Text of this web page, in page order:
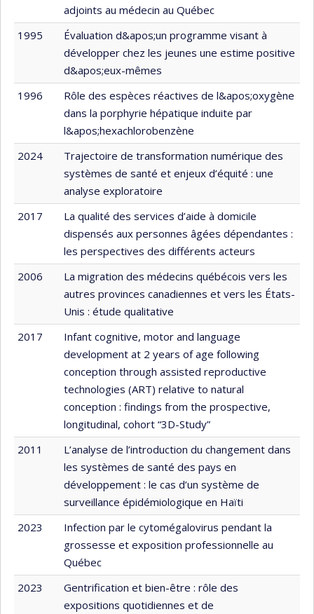
adjoints au médecin au Québec
1995
Évaluation d&apos;un programme visant à
développer chez les jeunes une estime positive
d&apos;eux-mêmes
1996
Rôle des espèces réactives de l&apos;oxygène
dans la porphyrie hépatique induite par
l&apos;hexachlorobenzène
2024
Trajectoire de transformation numérique des
systèmes de santé et enjeux d’équité : une
analyse exploratoire
2017
La qualité des services d’aide à domicile
dispensés aux personnes âgées dépendantes :
les perspectives des différents acteurs
2006
La migration des médecins québécois vers les
autres provinces canadiennes et vers les États-
Unis : étude qualitative
2017
Infant cognitive, motor and language
development at 2 years of age following
conception through assisted reproductive
technologies (ART) relative to natural
conception : findings from the prospective,
longitudinal, cohort “3D-Study”
2011
L’analyse de l’introduction du changement dans
les systèmes de santé des pays en
développement : le cas d’un système de
surveillance épidémiologique en Haïti
2023
Infection par le cytomégalovirus pendant la
grossesse et exposition professionnelle au
Québec
2023
Gentrification et bien-être : rôle des
expositions quotidiennes et de